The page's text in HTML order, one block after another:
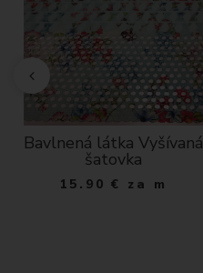
Bavlnená látka Vyšívaná
šatovka
15.90 € za m